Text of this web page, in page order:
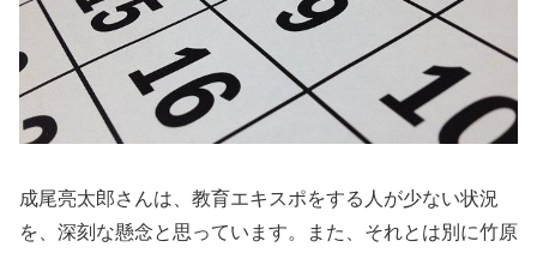
成尾亮太郎さんは、教育エキスポをする人が少ない状況
を、深刻な懸念と思っています。また、それとは別に竹原